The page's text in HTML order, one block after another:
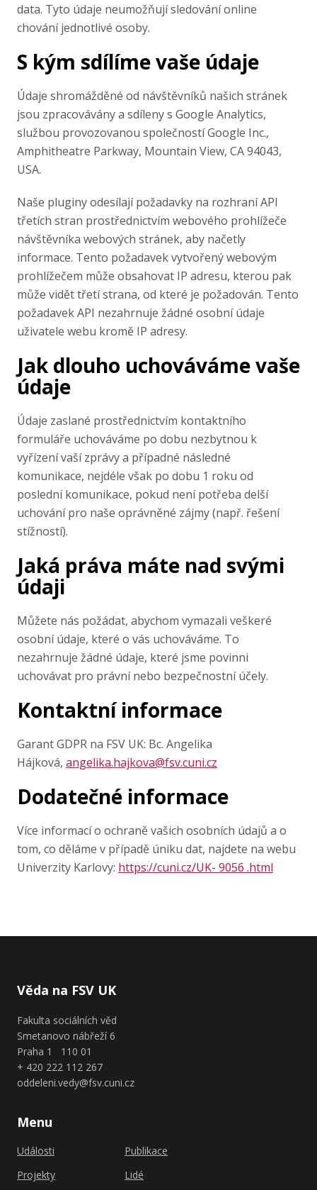
data. Tyto údaje neumožňují sledování online
chování jednotlivé osoby.
S kým sdílíme vaše údaje
Údaje shromážděné od návštěvníků našich stránek
jsou zpracovávány a sdíleny s Google Analytics,
službou provozovanou společností Google Inc.,
Amphitheatre Parkway, Mountain View, CA 94043,
USA.
Naše pluginy odesílají požadavky na rozhraní API
třetích stran prostřednictvím webového prohlížeče
návštěvníka webových stránek, aby načetly
informace. Tento požadavek vytvořený webovým
prohlížečem může obsahovat IP adresu, kterou pak
může vidět třetí strana, od které je požadován. Tento
požadavek API nezahrnuje žádné osobní údaje
uživatele webu kromě IP adresy.
Jak dlouho uchováváme vaše
údaje
Údaje zaslané prostřednictvím kontaktního
formuláře uchováváme po dobu nezbytnou k
vyřízení vaší zprávy a případné následné
komunikace, nejdéle však po dobu 1 roku od
poslední komunikace, pokud není potřeba delší
uchování pro naše oprávněné zájmy (např. řešení
stížností).
Jaká práva máte nad svými
údaji
Můžete nás požádat, abychom vymazali veškeré
osobní údaje, které o vás uchováváme. To
nezahrnuje žádné údaje, které jsme povinni
uchovávat pro právní nebo bezpečnostní účely.
Kontaktní informace
Garant GDPR na FSV UK: Bc. Angelika
Hájková, angelika.hajkova@fsv.cuni.cz
Dodatečné informace
Více informací o ochraně vašich osobních údajů a o
tom, co děláme v případě úniku dat, najdete na webu
Univerzity Karlovy: https://cuni.cz/UK- 9056 .html
Věda na FSV UK
Fakulta sociálních věd
Smetanovo nábřeží 6
Praha 1 110 01
+ 420 222 112 267
oddeleni.vedy@fsv.cuni.cz
Menu
Události
Projekty
Publikace
Lidé